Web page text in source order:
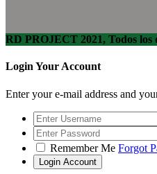
RD PROJECT 2021, Todos los
Login Your Account
Enter your e-mail address and
Remember Me Forgot